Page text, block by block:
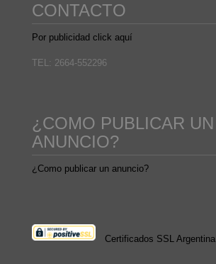
CONTACTO
Por publicidad click aquí
TEL: 2664-552296
¿COMO PUBLICAR UN
ANUNCIO?
¿Como publicar un anuncio?
Certificados SSL Argentina